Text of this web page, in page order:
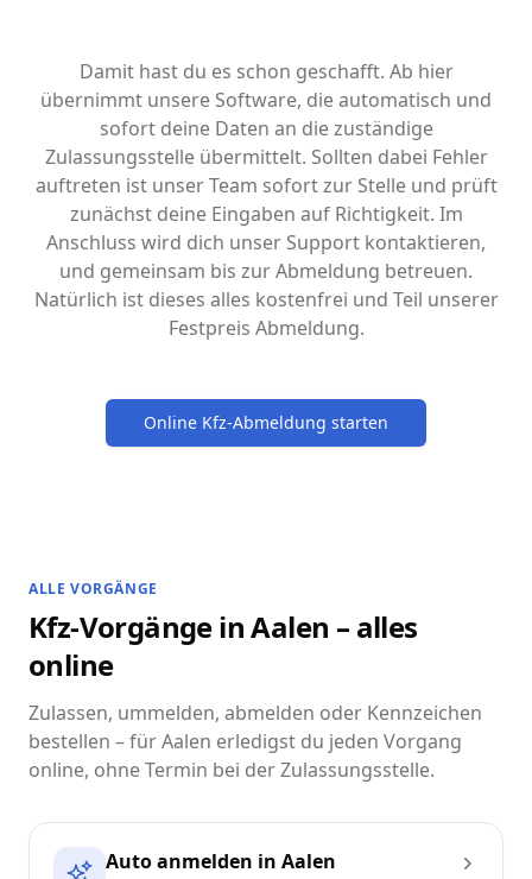
Damit hast du es schon geschafft. Ab hier
übernimmt unsere Software, die automatisch und
sofort deine Daten an die zuständige
Zulassungsstelle übermittelt. Sollten dabei Fehler
auftreten ist unser Team sofort zur Stelle und prüft
zunächst deine Eingaben auf Richtigkeit. Im
Anschluss wird dich unser Support kontaktieren,
und gemeinsam bis zur Abmeldung betreuen.
Natürlich ist dieses alles kostenfrei und Teil unserer
Festpreis Abmeldung.
Online Kfz-Abmeldung starten
ALLE VORGÄNGE
Kfz-Vorgänge in Aalen – alles
online
Zulassen, ummelden, abmelden oder Kennzeichen
bestellen – für Aalen erledigst du jeden Vorgang
online, ohne Termin bei der Zulassungsstelle.
Auto anmelden in Aalen